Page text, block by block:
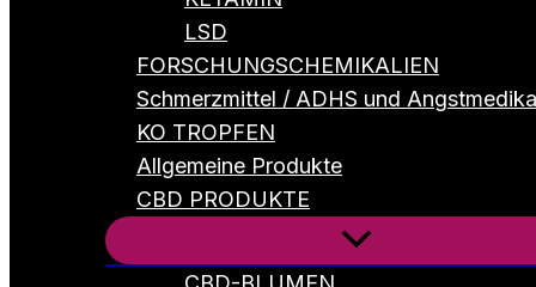
LSD
FORSCHUNGSCHEMIKALIEN
Schmerzmittel / ADHS und
KO TROPFEN
Allgemeine Produkte
CBD PRODUKTE